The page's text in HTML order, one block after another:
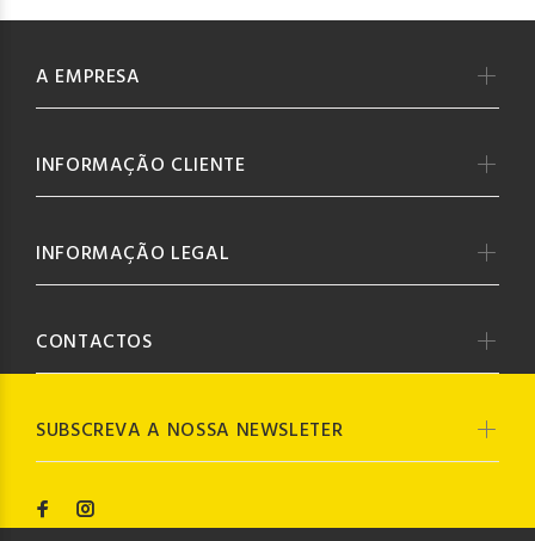
SUBSCREVA A NOSSA NEWSLETER
A EMPRESA
INFORMAÇÃO CLIENTE
INFORMAÇÃO LEGAL
CONTACTOS